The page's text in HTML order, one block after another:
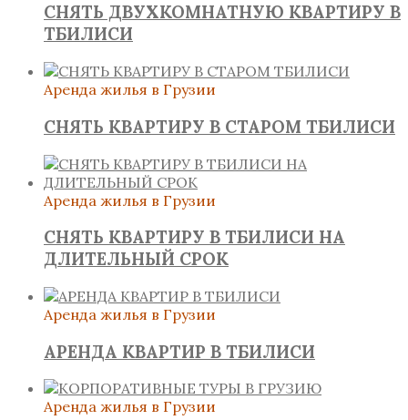
СНЯТЬ ДВУХКОМНАТНУЮ КВАРТИРУ В
ТБИЛИСИ
Аренда жилья в Грузии
СНЯТЬ КВАРТИРУ В СТАРОМ ТБИЛИСИ
Аренда жилья в Грузии
СНЯТЬ КВАРТИРУ В ТБИЛИСИ НА
ДЛИТЕЛЬНЫЙ СРОК
Аренда жилья в Грузии
АРЕНДА КВАРТИР В ТБИЛИСИ
Аренда жилья в Грузии